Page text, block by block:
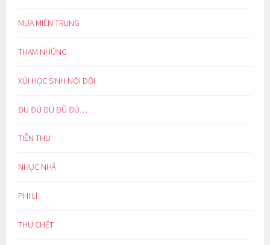
MƯA MIỀN TRUNG
THAM NHŨNG
XÚI HỌC SINH NÓI DỐI
ĐU ĐÚ ĐÙ ĐŨ ĐỦ…
TIỄN THU
NHỤC NHÃ
PHI LÍ
THU CHẾT